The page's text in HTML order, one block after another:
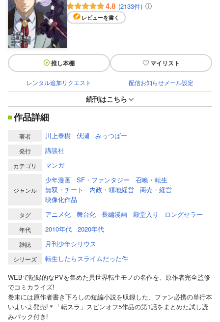
4.8 (2133件)
レビューを書く
推し本棚 マイリスト
レンタル追加リクエスト 配信お知らせメール設定
続刊はこちら
作品詳細
著者 川上泰樹 伏瀬 みっつばー
発行 講談社
カテゴリ マンガ
ジャンル
少年漫画 SF・ファンタジー
召喚・転生
無双・チート
内政・領地経営
商売・経営
映像化作品
タグ アニメ化 舞台化 長編漫画 殿堂入り ロングセラー
年代 2010年代 2020年代
雑誌 月刊少年シリウス
シリーズ
転生したらスライムだった件
WEBで記録的なPVを集めた異世界転生モノの名作を、原作者完全監修
でコミカライズ!
巻末には原作者書き下ろしの短編小説を収録した、ファン必携の単行本
いよいよ発売!＊「転スラ」スピンオフ5作品の第1話をまとめた試し読
みパック付き!